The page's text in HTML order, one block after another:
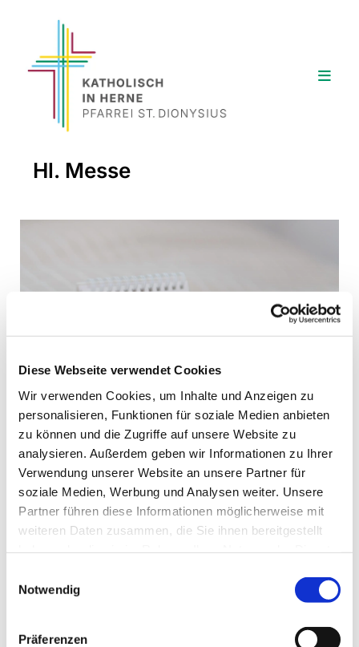
Diese Webseite verwendet Cookies
Wir verwenden Cookies, um Inhalte und Anzeigen zu
personalisieren, Funktionen für soziale Medien anbieten
zu können und die Zugriffe auf unsere Website zu
analysieren. Außerdem geben wir Informationen zu Ihrer
Verwendung unserer Website an unsere Partner für
soziale Medien, Werbung und Analysen weiter. Unsere
Partner führen diese Informationen möglicherweise mit
weiteren Daten zusammen, die Sie ihnen bereitgestellt
Notwendig
Präferenzen
Hl. Messe
Freitag, 11. Juni 2027, 18:30 Uhr
St. Bonifatius, Bahnhofstraße 38,